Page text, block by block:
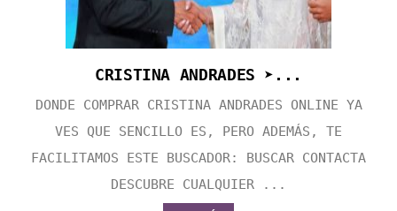
CRISTINA ANDRADES ➤...
DONDE COMPRAR CRISTINA ANDRADES ONLINE YA
VES QUE SENCILLO ES, PERO ADEMÁS, TE
FACILITAMOS ESTE BUSCADOR: BUSCAR CONTACTA
DESCUBRE CUALQUIER ...